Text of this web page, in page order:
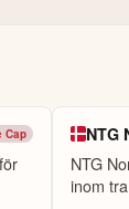
Kalmar's
Cap NTG
NTG
inom